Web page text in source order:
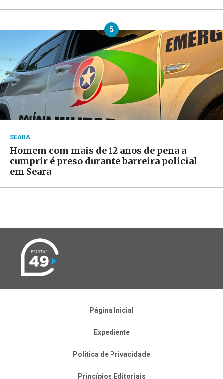
5
SEARA
Homem com mais de 12 anos de pena a
cumprir é preso durante barreira policial
em Seara
Página Inicial
Expediente
Política de Privacidade
Princípios Editoriais